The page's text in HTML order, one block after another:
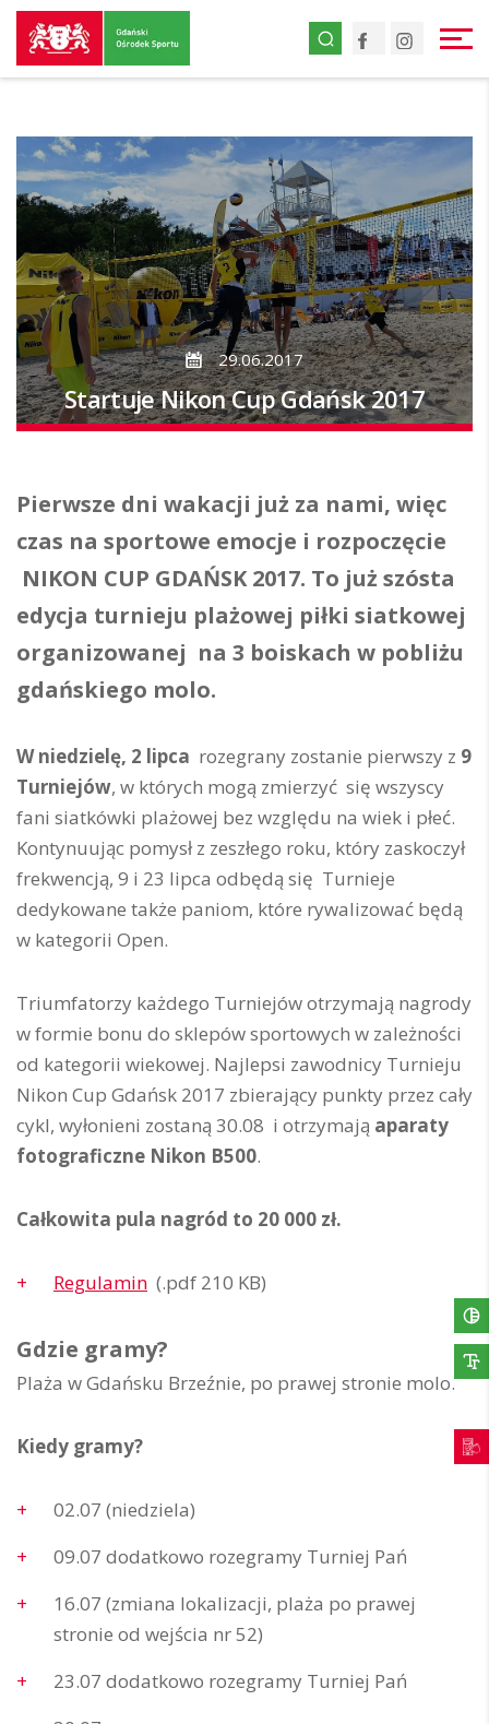
Przejdź
do
treści
Przejdź
do
strony
Facebook
29.06.2017
Startuje Nikon Cup Gdańsk 2017
Pierwsze dni wakacji już za nami, więc
czas na sportowe emocje i rozpoczęcie
NIKON CUP GDAŃSK 2017. To już szósta
edycja turnieju plażowej piłki siatkowej
organizowanej na 3 boiskach w pobliżu
gdańskiego molo.
W niedzielę, 2 lipca rozegrany zostanie pierwszy z 9
Turniejów, w których mogą zmierzyć się wszyscy
fani siatkówki plażowej bez względu na wiek i płeć.
Kontynuując pomysł z zeszłego roku, który zaskoczył
frekwencją, 9 i 23 lipca odbędą się Turnieje
dedykowane także paniom, które rywalizować będą
w kategorii Open.
Triumfatorzy każdego Turniejów otrzymają nagrody
w formie bonu do sklepów sportowych w zależności
od kategorii wiekowej. Najlepsi zawodnicy Turnieju
Nikon Cup Gdańsk 2017 zbierający punkty przez cały
cykl, wyłonieni zostaną 30.08 i otrzymają aparaty
fotograficzne Nikon B500.
Całkowita pula nagród to 20 000 zł.
Regulamin (.pdf 210 KB)
Gdzie gramy?
Plaża w Gdańsku Brzeźnie, po prawej stronie molo.
Kiedy gramy?
02.07 (niedziela)
09.07 dodatkowo rozegramy Turniej Pań
16.07 (zmiana lokalizacji, plaża po prawej
stronie od wejścia nr 52)
23.07 dodatkowo rozegramy Turniej Pań